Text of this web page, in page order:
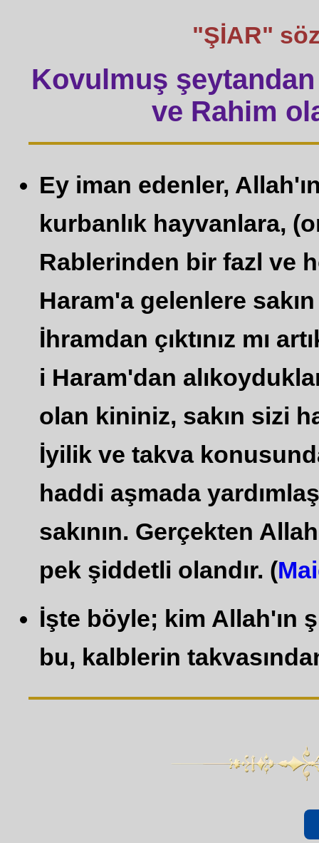
"ŞİAR"
Kovulmuş şeytandan
ve Rahim
Ey iman edenler,
kurbanlık hayvanlara,
Rablerinden bir fazl ve
Haram'a gelenlere sakın
İhramdan çıktınız mı
i Haram'dan
olan kininiz, sakın sizi
İyilik ve takva
haddi aşmada
sakının. Gerçekten
pek şiddetli olandır. (
İşte böyle; kim Allah'ın
bu, kalblerin